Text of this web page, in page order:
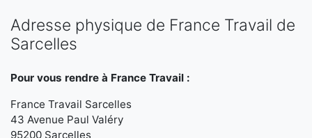
Adresse physique de France Travail de
Sarcelles
Pour vous rendre à France Travail :
France Travail Sarcelles
43 Avenue Paul Valéry
95200 Sarcelles